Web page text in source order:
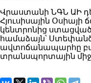
Վրաստանի ՆԳՆ ԱԻ
Հյուսիսային
կենտրոնից
համաձայն՝
ավտոճանապարհը
տրանսպորտային